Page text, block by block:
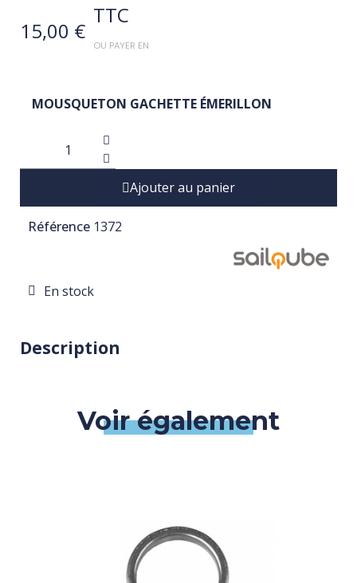
15,00 €
TTC
OU PAYER EN
MOUSQUETON GACHETTE ÉMERILLON
Ajouter au panier
Référence 1372
En stock
Description
Voir également